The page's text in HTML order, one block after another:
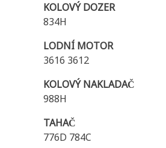
KOLOVÝ DOZER
834H
LODNÍ MOTOR
3616 3612
KOLOVÝ NAKLADAČ
988H
TAHAČ
776D 784C